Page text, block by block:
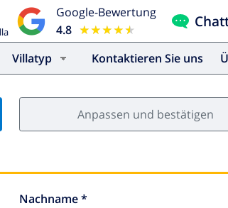
Google-Bewertung
4.8 ★★★★★
★★★★★
Villatyp Kontaktieren Sie uns
Anpassen und bestätigen
Nachname *